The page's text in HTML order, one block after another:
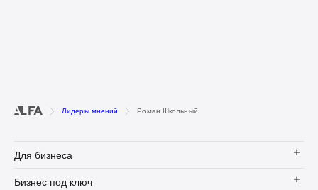
Лидеры мнений Роман Школьный
Для бизнеса
Бизнес под ключ